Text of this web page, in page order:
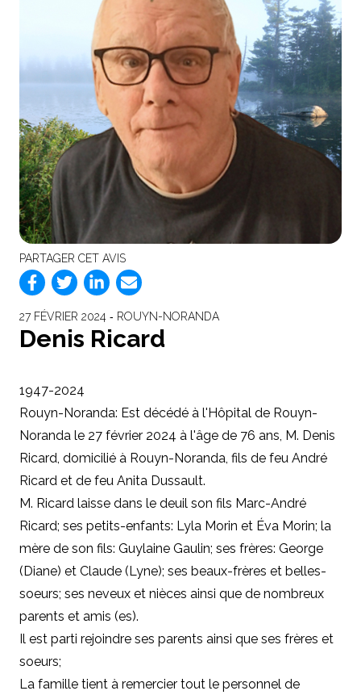
PARTAGER CET AVIS
27 FÉVRIER 2024 ‐ ROUYN-NORANDA
Denis Ricard
1947-2024
Rouyn-Noranda: Est décédé à l'Hôpital de Rouyn-
Noranda le 27 février 2024 à l'âge de 76 ans, M. Denis
Ricard, domicilié à Rouyn-Noranda, fils de feu André
Ricard et de feu Anita Dussault.
M. Ricard laisse dans le deuil son fils Marc-André
Ricard; ses petits-enfants: Lyla Morin et Éva Morin; la
mère de son fils: Guylaine Gaulin; ses frères: George
(Diane) et Claude (Lyne); ses beaux-frères et belles-
soeurs; ses neveux et nièces ainsi que de nombreux
parents et amis (es).
Il est parti rejoindre ses parents ainsi que ses frères et
soeurs;
La famille tient à remercier tout le personnel de